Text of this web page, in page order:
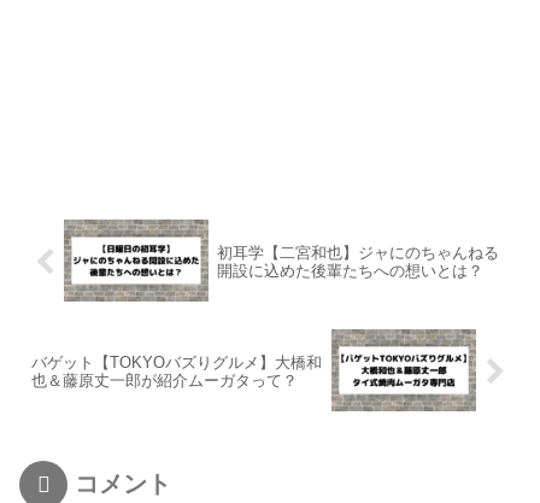
初耳学【二宮和也】ジャにのちゃんねる
開設に込めた後輩たちへの想いとは？
バゲット【TOKYOバズりグルメ】大橋和
也＆藤原丈一郎が紹介ムーガタって？
コメント